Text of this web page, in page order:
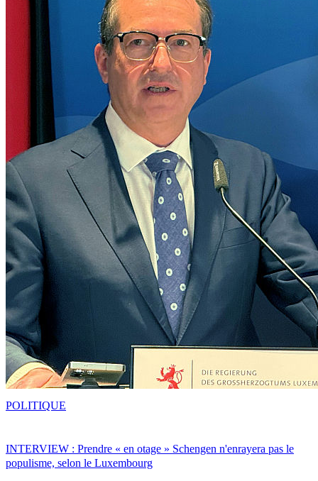
INTERVIEW : Prendre « en otage » Schengen n'enrayera pas le
populisme, selon le Luxembourg
POLITIQUE